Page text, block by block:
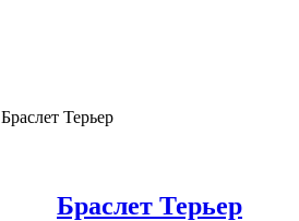
Браслет Терьер
Браслет Терьер